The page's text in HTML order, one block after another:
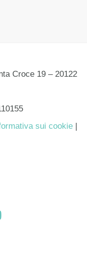
Croce 19 – 20122
sui cookie